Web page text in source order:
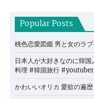
Popular Posts
桃色恋愛図鑑 男と女のラ
日本人が大好きなのに韓
料理 #韓国旅行
かわいいオリカ 愛欲の遍歴